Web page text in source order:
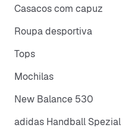
Casacos com capuz
Roupa desportiva
Tops
Mochilas
New Balance 530
adidas Handball Spezial